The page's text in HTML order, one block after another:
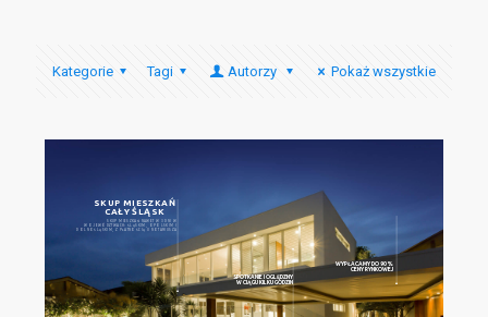
Kategorie Tagi Autorzy Pokaż wszystkie
SKUP MIESZKAŃ
CAŁY ŚLĄSK
SKUP MIESZKAŃ NAWET W 3 DNI W
WOJEWÓDZTWACH: ŚLĄSKIM, OPOLSKIM I
DOLNOŚLĄSKIM, Z PŁATNOŚCIĄ U NOTARIUSZA
SPOTKANIE I OGLĘDZNY
W CIĄGU KILKU GODZIN
WYPŁACAMY DO 90%
CENY RYNKOWEJ